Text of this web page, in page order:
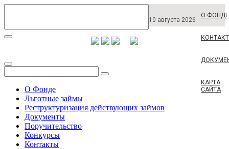
10 августа 2026
О ФОНДЕ
КАРТА
САЙТА
О Фонде
Льготные займы
Реструктуризация действующих займов
Документы
Поручительство
Конкурсы
Контакты